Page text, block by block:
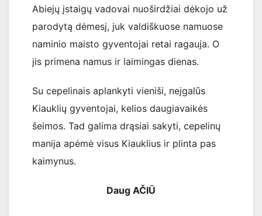
Abiejų įstaigų vadovai nuoširdžiai dėkojo už
parodytą dėmesį, juk valdiškuose namuose
naminio maisto gyventojai retai ragauja. O
jis primena namus ir laimingas dienas.
Su cepelinais aplankyti vieniši, neįgalūs
Kiauklių gyventojai, kelios daugiavaikės
šeimos. Tad galima drąsiai sakyti, cepelinų
manija apėmė visus Kiauklius ir plinta pas
kaimynus.
Daug AČIŪ